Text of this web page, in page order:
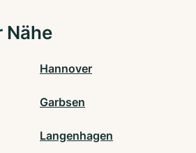
Nähe
Hannover
Garbsen
Langenhagen